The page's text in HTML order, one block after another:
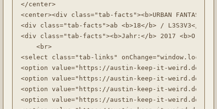
</center>
<center><div class="tab-facts"><b>URBAN FANTASY-
<div class="tab-facts">ab <b>18</b> / L3S3V3</div>
<div class="tab-facts"><b>Jahr:</b> 2017
    <br>
<select class="tab-links"
<option value="https://austin-keep-it-weird.de/
<option value="https://austin-keep-it-weird.de/
<option value="https://austin-keep-it-weird.de/
<option value="https://austin-keep-it-weird.de/